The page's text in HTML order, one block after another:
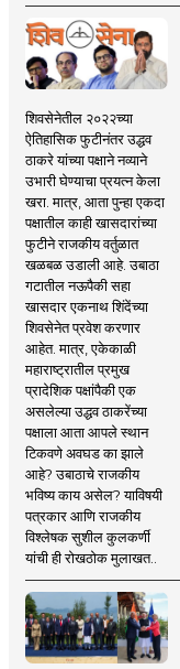
शिवसेनेतील २०२२च्या
ऐतिहासिक फुटीनंतर उद्धव
ठाकरे यांच्या पक्षाने नव्याने
उभारी घेण्याचा प्रयत्न केला
खरा. मात्र, आता पुन्हा एकदा
पक्षातील काही खासदारांच्या
फुटीने राजकीय वर्तुळात
खळबळ उडाली आहे. उबाठा
गटातील नऊपैकी सहा
खासदार एकनाथ शिंदेंच्या
शिवसेनेत प्रवेश करणार
आहेत. मात्र, एकेकाळी
महाराष्ट्रातील प्रमुख
प्रादेशिक पक्षांपैकी एक
असलेल्या उद्धव ठाकरेंच्या
पक्षाला आता आपले स्थान
टिकवणे अवघड का झाले
आहे? उबाठाचे राजकीय
भविष्य काय असेल? याविषयी
पत्रकार आणि राजकीय
विश्लेषक सुशील कुलकर्णी
यांची ही रोखठोक मुलाखत..